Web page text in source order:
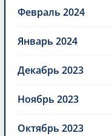
Февраль 2024
Январь 2024
Декабрь 2023
Ноябрь 2023
Октябрь 2023